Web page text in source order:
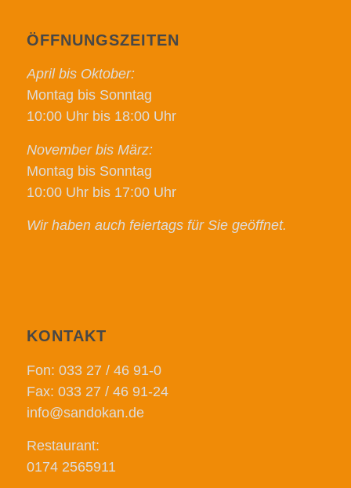
ÖFFNUNGSZEITEN
April bis Oktober:
Montag bis Sonntag
10:00 Uhr bis 18:00 Uhr
November bis März:
Montag bis Sonntag
10:00 Uhr bis 17:00 Uhr
Wir haben auch feiertags für Sie geöffnet.
KONTAKT
Fon: 033 27 / 46 91-0
Fax: 033 27 / 46 91-24
info@sandokan.de
Restaurant:
0174 2565911